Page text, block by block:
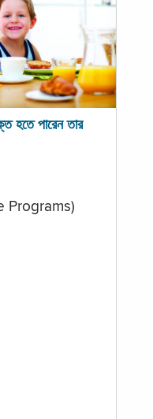
হতে পারেন তার
Programs)